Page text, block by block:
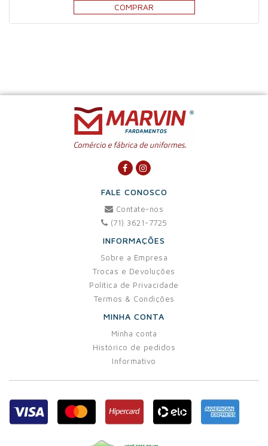
COMPRAR
FALE CONOSCO
Contate-nos
(71) 3621-7725
INFORMAÇÕES
Sobre a Empresa
Trocas e Devoluções
Política de Privacidade
Termos & Condições
MINHA CONTA
Minha conta
Histórico de pedidos
Informativo